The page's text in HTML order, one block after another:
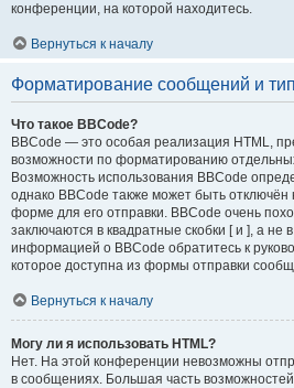
конференции, на которой находитесь.
Вернуться к началу
Форматирование сообщений и
Что такое BBCode?
BBCode — это особая реализация HTML,
возможности по форматированию
Возможность использования BBCode
однако BBCode также может быть
форме для его отправки. BBCode очень
заключаются в квадратные скобки [ и ], а не
информацией о BBCode обратитесь к
которое доступна из формы отправки
Вернуться к началу
Могу ли я использовать HTML?
Нет. На этой конференции невозможны
в сообщениях. Большая часть